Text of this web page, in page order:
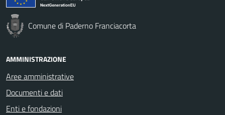
Comune di Paderno Franciacorta
AMMINISTRAZIONE
Aree amministrative
Documenti e dati
Enti e fondazioni